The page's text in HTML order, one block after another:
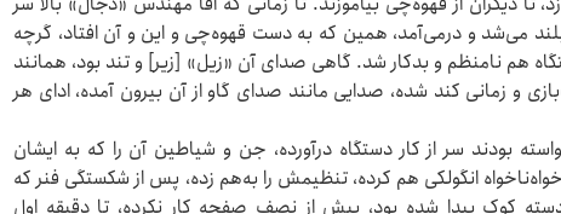
می‌شد و درمی‌آمد، همین که به دست قهوه‌چی و این و آن افتاد، گرچه
هم نامنظم و بدکار شد. گاهی صدای آن «زیل» [زیر] و تند بود، همانند
زمانی کند شده، صدایی مانند صدای گاو از آن بیرون آمده، ادای هر
بودند سر از کار دستگاه درآورده، جن و شیاطین آن ‌را که به ایشان
انگولکی هم کرده، تنظیمش را به‌هم زده، پس از شکستگی فنر که
دسته کوک پیدا شده بود، بیش از نصف صفحه کار نکرده، تا دقیقه اول